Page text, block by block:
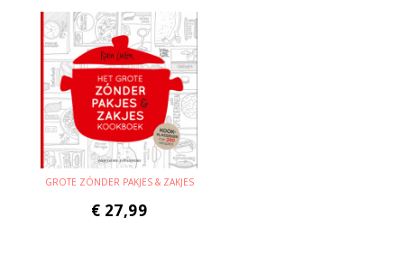
GROTE ZÓNDER PAKJES & ZAKJES
€ 27,99